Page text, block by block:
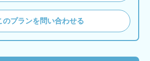
のプランを問い合わせる